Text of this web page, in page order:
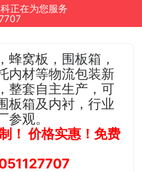
正在为您服务
蜂窝板，围板箱，
内材等物流包装新
整套自主生产，可
板箱及内衬，行业
观。
！ 价格实惠！免费